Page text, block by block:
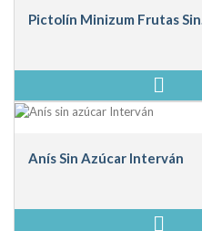
Pictolín Minizum Frutas Sin...
Anís Sin Azúcar Interván